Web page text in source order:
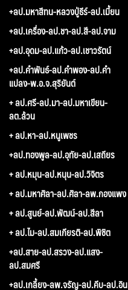
+ลป.มหาสีทน-หลวงปู่ธีร์-ลป.เมี้ยน
+ลป.เครื่อง-ลป.ชา-ลป.สี-ลป.จาม
+ลป.อุดม-ลป.แก้ว-ลป.เชาวรัตน์
+ลป.คำพันธ์-ลป.คำพอง-ลป.คำ
แปลง-พ.อ.จ.สุริยันต์
+ ลป.ศรี-ลป.มา-ลป.มหาเขียน-
ลต.ล้วน
+ ลป.หา-ลป.หนูเพชร
+ลป.ทองพูล-ลป.อุทัย-ลป.เสถียร
+ ลป.หมุน-ลป.หนุน-ลป.วิจิตร
+ ลป.มหาศิลา-ลป.ศิลา-ลพ.กองแพง
+ ลป.สูนย์-ลป.พัฒน์-ลป.สีลา
+ ลป.ไม-ลป.สมเกียรติ-ลป.พิชิต
+ลป.สาย-ลป.สรวง-ลป.แสง-
ลป.สมศรี
+ลป.เกลี้ยง-ลพ.จรัญ-ลป.คีบ-ลป.อิน